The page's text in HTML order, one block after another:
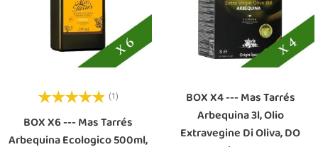
(1)
BOX X6 --- Mas Tarrés
Arbequina Ecologico 500ml,
BOX X4 --- Mas Tarrés
Arbequina 3l, Olio
Extravegine Di Oliva, DO